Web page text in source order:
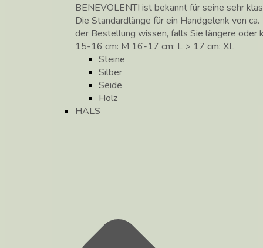
BENEVOLENTI ist bekannt für seine sehr
Die Standardlänge für ein Handgelenk von
der Bestellung wissen, falls Sie längere oder
15-16 cm: M 16-17 cm: L > 17 cm: XL
Steine
Silber
Seide
Holz
HALS